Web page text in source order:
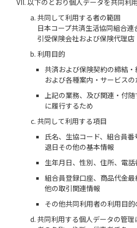
以下のとおり個人データを共同利
共同して利用する者の範囲
日本コープ共済生活協同組合
引受保険会社および保険代理店
利用目的
共済および保険契約の締結
および各種案内・サービスの
上記の業務、及び関連・付
に履行するため
共同して利用する項目
氏名、生協コード、組合員
退日その他の基本情報
生年月日、性別、住所、電
組合員登録口座、商品代金
他の取引関連情報
その他共同利用者の利用目
共同利用する個人データの管